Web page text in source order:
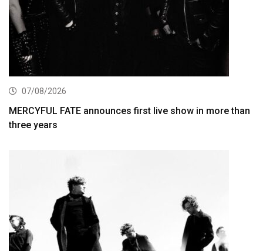
07/08/2026
MERCYFUL FATE announces first live show in more than
three years